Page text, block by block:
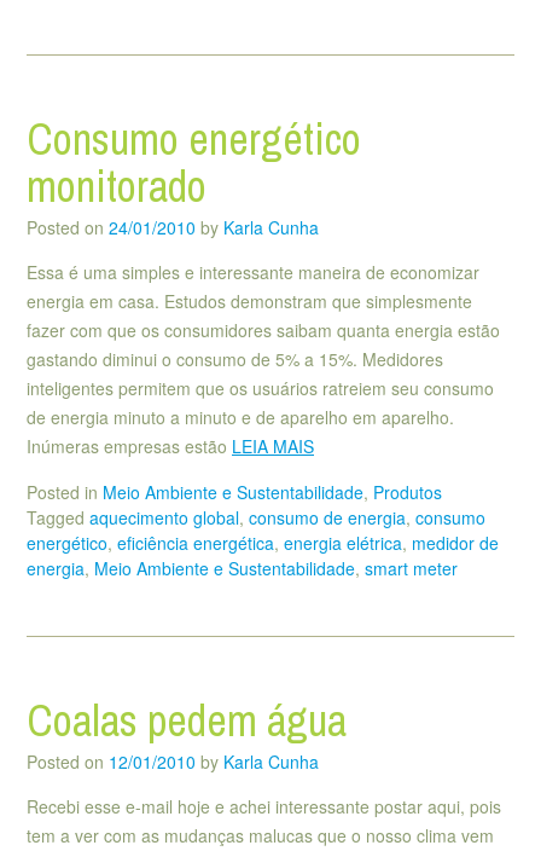
Consumo energético
monitorado
Posted on 24/01/2010 by Karla Cunha
Essa é uma simples e interessante maneira de economizar
energia em casa. Estudos demonstram que simplesmente
fazer com que os consumidores saibam quanta energia estão
gastando diminui o consumo de 5% a 15%. Medidores
inteligentes permitem que os usuários ratreiem seu consumo
de energia minuto a minuto e de aparelho em aparelho.
Inúmeras empresas estão LEIA MAIS
Posted in Meio Ambiente e Sustentabilidade, Produtos
Tagged aquecimento global, consumo de energia, consumo
energético, eficiência energética, energia elétrica, medidor de
energia, Meio Ambiente e Sustentabilidade, smart meter
Coalas pedem água
Posted on 12/01/2010 by Karla Cunha
Recebi esse e-mail hoje e achei interessante postar aqui, pois
tem a ver com as mudanças malucas que o nosso clima vem